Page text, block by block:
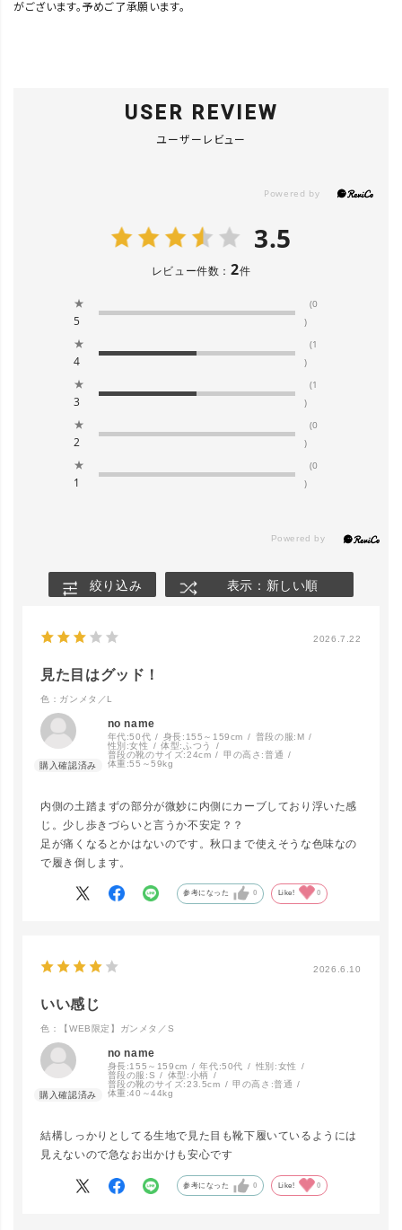
カラー／サイズ
【WEB限定】
グレージュ
／S
グレージュ
グレージュ
▲ 残りわずか
ガンメタ／S
M
在庫なし
ガンメタ／L
▲ 残りわずか
がございます。予めご了承願います。
USER REVIEW
ユーザーレビュー
3.5
レビュー件数： 2件
★
5
(0
)
★
4
(1
)
★
3
(1
)
★
2
(0
)
★
1
(0
)
絞り込み 表示：新しい順
2026.7.22
見た目はグッド！
色：ガンメタ／L
no name
年代:50代 身長: 155～159cm 普段の服: M
性別:女性 体型: ふつう
普段の靴のサイズ:24cm 甲の高さ:普通
体重:55～59kg
内側の土踏まずの部分が微妙に内側にカーブしており浮いた感
じ。少し歩きづらいと言うか不安定？？
足が痛くなるとかはないのです。秋口まで使えそうな色味なの
で履き倒します。
参考になった 0 Like! 0
2026.6.10
いい感じ
色：【WEB限定】ガンメタ／S
no name
身長:155～159cm 年代:50代 性別:女性
普段の服:S 体型:小柄
普段の靴のサイズ:23.5cm 甲の高さ:普通
体重:40～44kg
結構しっかりとしてる生地で見た目も靴下履いているようには
見えないので急なお出かけも安心です
参考になった 0 Like! 0